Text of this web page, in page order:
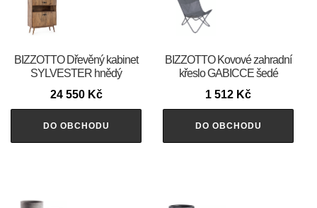
BIZZOTTO Dřevěný kabinet
SYLVESTER hnědý
24 550 Kč
DO OBCHODU
BIZZOTTO Kovové zahradní
křeslo GABICCE šedé
1 512 Kč
DO OBCHODU